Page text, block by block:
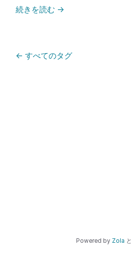
続きを読む →
← すべてのタグ
Powered by Zola と